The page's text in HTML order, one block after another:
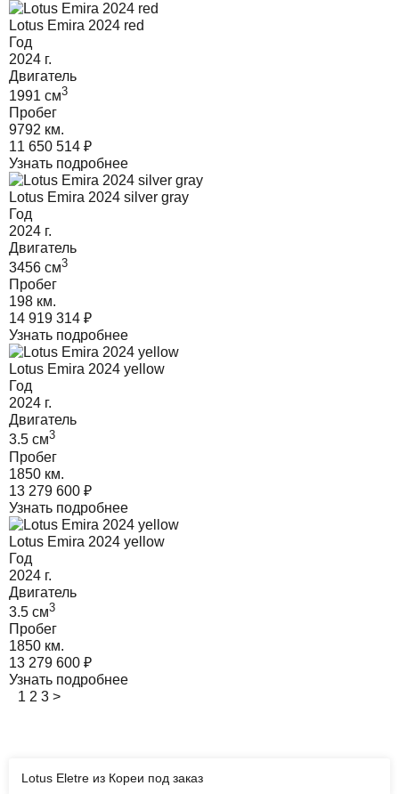
Lotus Emira 2024 red
Год
2024 г.
Двигатель
1991 cм3
Пробег
9792 км.
11 650 514 ₽
Узнать подробнее
Lotus Emira 2024 silver gray
Год
2024 г.
Двигатель
3456 cм3
Пробег
198 км.
14 919 314 ₽
Узнать подробнее
Lotus Emira 2024 yellow
Год
2024 г.
Двигатель
3.5 cм3
Пробег
1850 км.
13 279 600 ₽
Узнать подробнее
Lotus Emira 2024 yellow
Год
2024 г.
Двигатель
3.5 cм3
Пробег
1850 км.
13 279 600 ₽
Узнать подробнее
1 2 3 >
Lotus Eletre из Кореи под заказ